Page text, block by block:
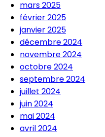
mars 2025
février 2025
janvier 2025
décembre 2024
novembre 2024
octobre 2024
septembre 2024
juillet 2024
juin 2024
mai 2024
avril 2024